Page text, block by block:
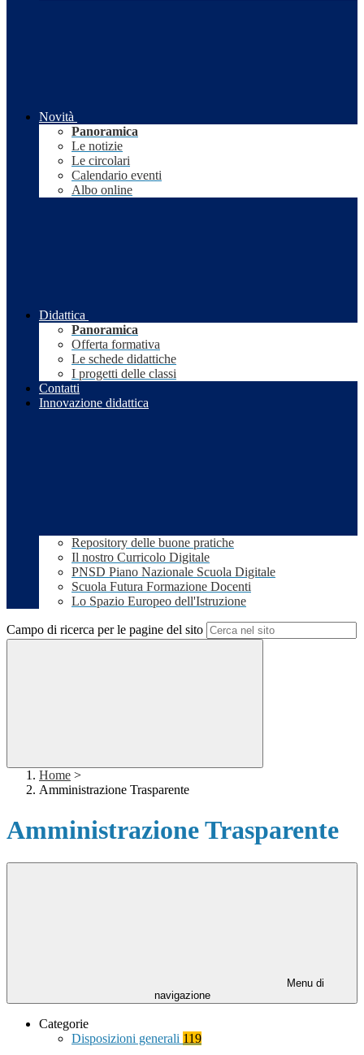
Novità
Panoramica
Le notizie
Le circolari
Calendario eventi
Albo online
Didattica
Panoramica
Offerta formativa
Le schede didattiche
I progetti delle classi
Contatti
Innovazione didattica
Repository delle buone pratiche
Il nostro Curricolo Digitale
PNSD Piano Nazionale Scuola Digitale
Scuola Futura Formazione Docenti
Lo Spazio Europeo dell'Istruzione
Campo di ricerca per le pagine del sito
Home >
Amministrazione Trasparente
Amministrazione Trasparente
Menu di
navigazione
Categorie
Disposizioni generali 119